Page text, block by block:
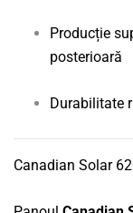
Producție
posterioară
Durabilitate
Canadian Solar